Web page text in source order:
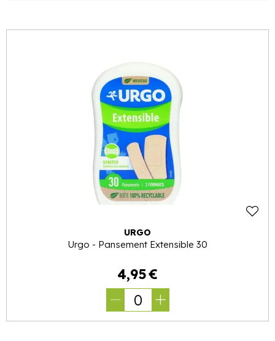
URGO
Urgo - Pansement Extensible 30
4,95€
0